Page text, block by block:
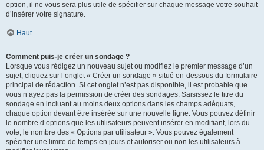
option, il ne vous sera plus utile de spécifier sur chaque message votre souhait
d’insérer votre signature.
Haut
Comment puis-je créer un sondage ?
Lorsque vous rédigez un nouveau sujet ou modifiez le premier message d’un
sujet, cliquez sur l’onglet « Créer un sondage » situé en-dessous du formulaire
principal de rédaction. Si cet onglet n’est pas disponible, il est probable que
vous n’ayez pas la permission de créer des sondages. Saisissez le titre du
sondage en incluant au moins deux options dans les champs adéquats,
chaque option devant être insérée sur une nouvelle ligne. Vous pouvez définir
le nombre d’options que les utilisateurs peuvent insérer en modifiant, lors du
vote, le nombre des « Options par utilisateur ». Vous pouvez également
spécifier une limite de temps en jours et autoriser ou non les utilisateurs à